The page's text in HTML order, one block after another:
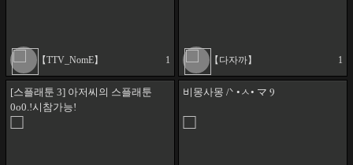
【TTV_NomE】 1 【다자까】 1
[스플래툰 3] 아저씨의 스플래툰
0o0.!시참가능!
비몽사몽 /ᐠ •ㅅ• マ Ⳋ